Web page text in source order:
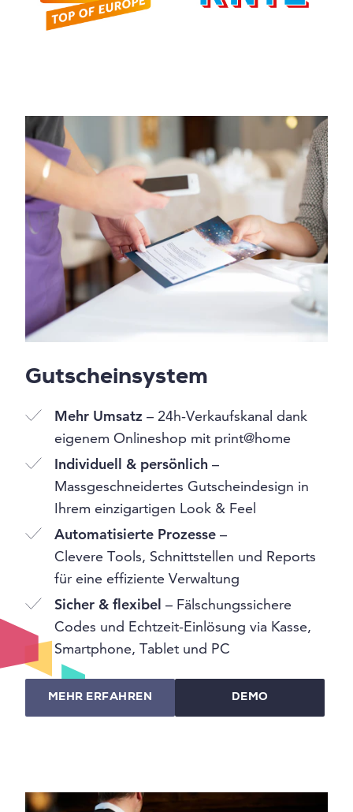
Gutscheinsystem
Mehr Umsatz – 24h-Verkaufskanal dank
eigenem Onlineshop mit print@home
Individuell & persönlich –
Massgeschneidertes Gutscheindesign in
Ihrem einzigartigen Look & Feel
Automatisierte Prozesse –
Clevere Tools, Schnittstellen und Reports
für eine effiziente Verwaltung
Sicher & flexibel – Fälschungssichere
Codes und Echtzeit-Einlösung via Kasse,
Smartphone, Tablet und PC
MEHR ERFAHREN DEMO